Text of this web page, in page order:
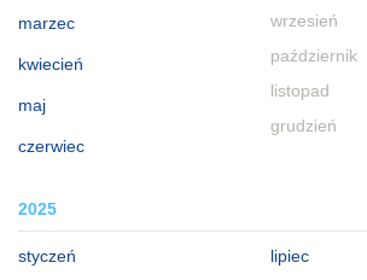
marzec
kwiecień
maj
czerwiec
wrzesień
październik
listopad
grudzień
2025
styczeń lipiec